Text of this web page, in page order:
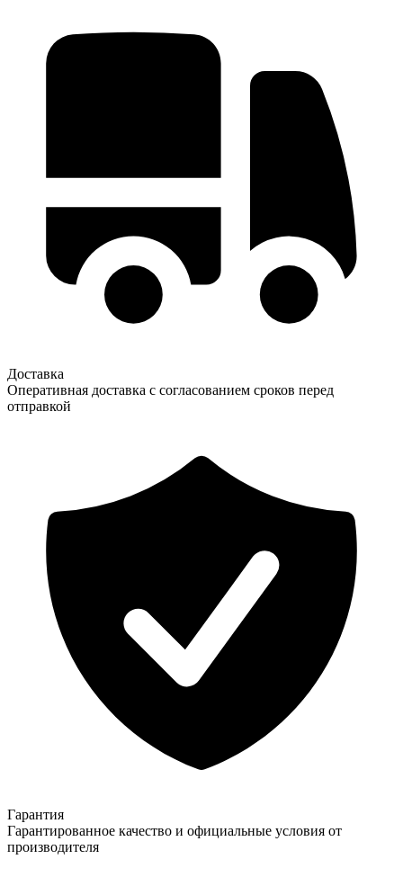
Доставка
Оперативная доставка с согласованием сроков перед
отправкой
Гарантия
Гарантированное качество и официальные условия от
производителя